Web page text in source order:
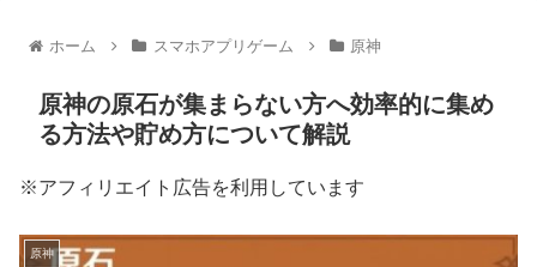
ホーム スマホアプリゲーム 原神
原神の原石が集まらない方へ効率的に集め
る方法や貯め方について解説
※アフィリエイト広告を利用しています
原神